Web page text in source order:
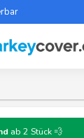
ab 2 Stück 💨